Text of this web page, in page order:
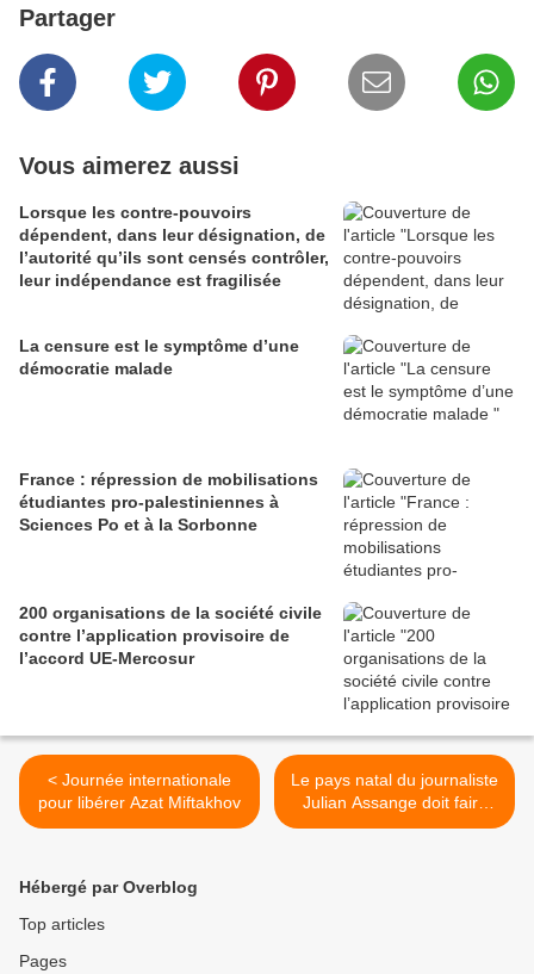
Partager
Vous aimerez aussi
Lorsque les contre-pouvoirs
dépendent, dans leur désignation, de
l’autorité qu’ils sont censés contrôler,
leur indépendance est fragilisée
La censure est le symptôme d’une
démocratie malade
France : répression de mobilisations
étudiantes pro-palestiniennes à
Sciences Po et à la Sorbonne
200 organisations de la société civile
contre l’application provisoire de
l’accord UE-Mercosur
< Journée internationale
pour libérer Azat Miftakhov
Le pays natal du journaliste
Julian Assange doit faire
plus pour obtenir sa
Hébergé par Overblog
Top articles
Pages